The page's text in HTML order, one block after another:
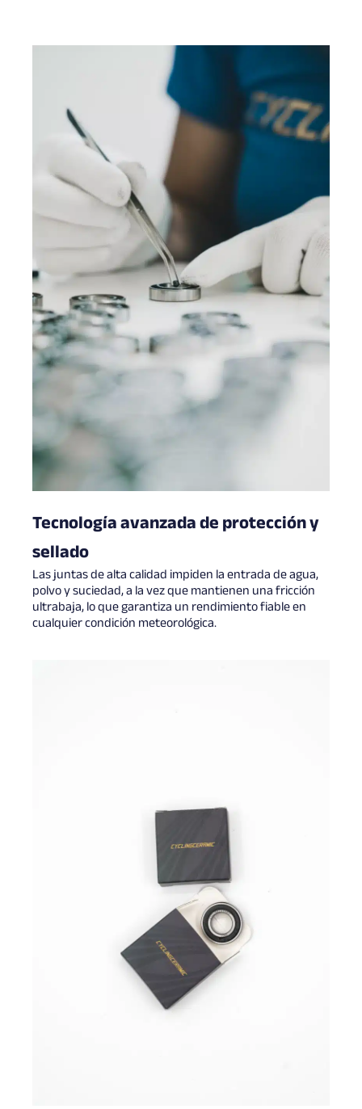
Tecnología avanzada de protección y
sellado
Las juntas de alta calidad impiden la entrada de agua,
polvo y suciedad, a la vez que mantienen una fricción
ultrabaja, lo que garantiza un rendimiento fiable en
cualquier condición meteorológica.